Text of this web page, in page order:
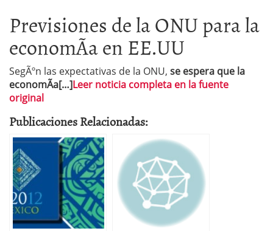
Previsiones de la ONU para la
economÃ­a en EE.UU
SegÃºn las expectativas de la ONU, se espera que la
economÃ­a[…]Leer noticia completa en la fuente
original
Publicaciones Relacionadas: